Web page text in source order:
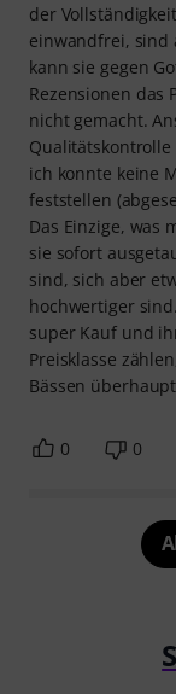
der
einwandfrei, sind
kann sie gegen
Rezensionen das
nicht gemacht.
ich konnte keine
feststellen
Das Einzige, was
sie sofort
sind, sich aber
hochwertiger
super Kauf und
Preisklasse
Bässen
0 0